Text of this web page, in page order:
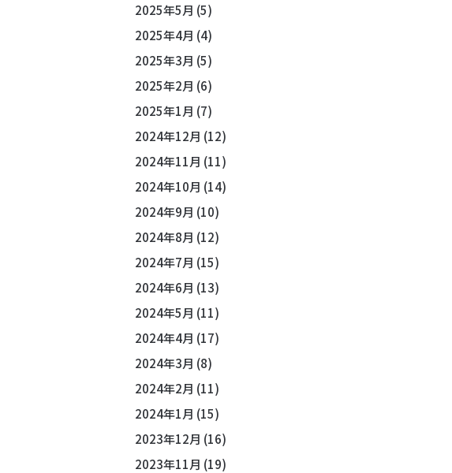
2025年5月 (5)
2025年4月 (4)
2025年3月 (5)
2025年2月 (6)
2025年1月 (7)
2024年12月 (12)
2024年11月 (11)
2024年10月 (14)
2024年9月 (10)
2024年8月 (12)
2024年7月 (15)
2024年6月 (13)
2024年5月 (11)
2024年4月 (17)
2024年3月 (8)
2024年2月 (11)
2024年1月 (15)
2023年12月 (16)
2023年11月 (19)